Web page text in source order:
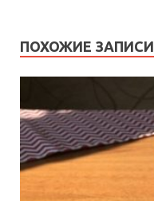
ПОХОЖИЕ ЗАПИСИ